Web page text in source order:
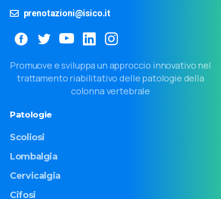
prenotazioni@isico.it
Promuove e sviluppa un approccio innovativo nel
trattamento riabilitativo delle patologie della
colonna vertebrale
Patologie
Scoliosi
Lombalgia
Cervicalgia
Cifosi